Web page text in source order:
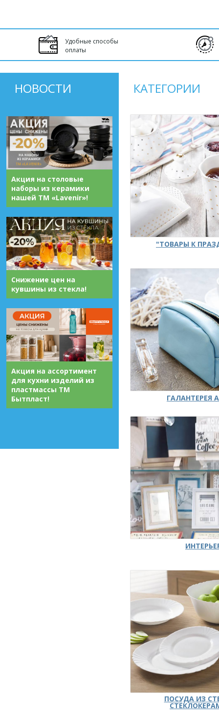
Удобные способы
оплаты
НОВОСТИ
Акция на столовые
наборы из керамики
нашей ТМ «Lavenir»!
Снижение цен на
кувшины из стекла!
Акция на ассортимент
для кухни изделий из
пластмассы ТМ
Бытпласт!
КАТЕГОРИИ
"ТОВАРЫ К
ГАЛАНТЕРЕЯ
ПОСУДА ИЗ